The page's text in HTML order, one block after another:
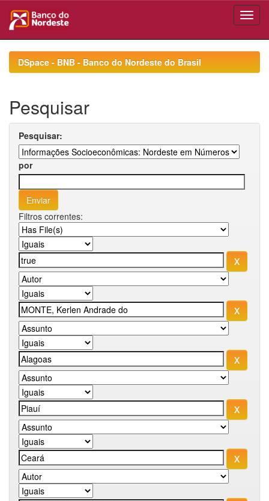
navigationDSpace - BNB - Banco do Nordeste do Brasil
Pesquisar
Pesquisar:
por
Filtros correntes: